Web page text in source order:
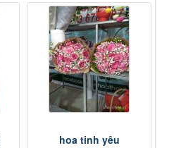
hoa tinh yêu